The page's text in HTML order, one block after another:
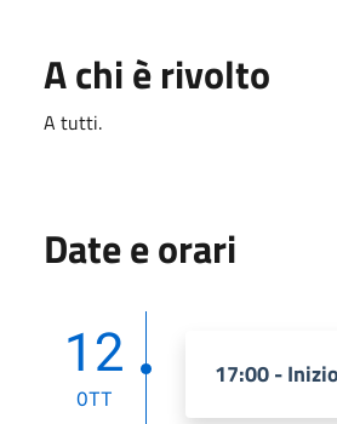
A chi è rivolto
A tutti.
Date e orari
12
OTT
17:00 -